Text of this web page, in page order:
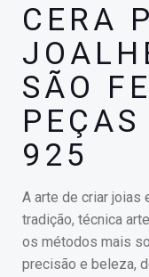
CERA
SÃO
925
A arte de criar joias
tradição, técnica
os métodos mais
precisão e beleza,